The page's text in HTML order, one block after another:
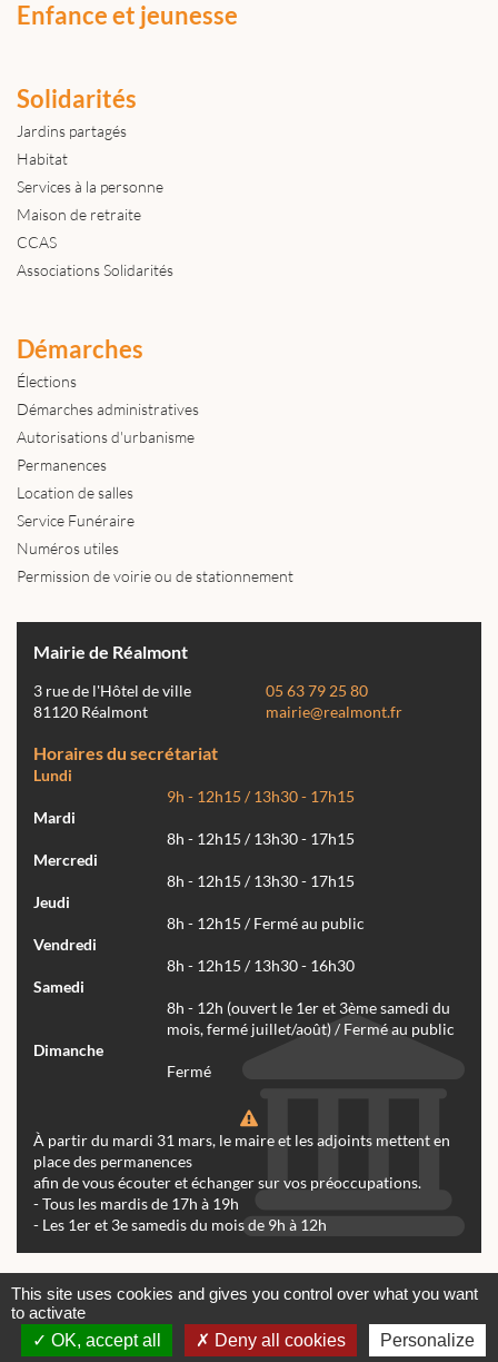
Enfance et jeunesse
Solidarités
Jardins partagés
Habitat
Services à la personne
Maison de retraite
CCAS
Associations Solidarités
Démarches
Élections
Démarches administratives
Autorisations d'urbanisme
Permanences
Location de salles
Service Funéraire
Numéros utiles
Permission de voirie ou de stationnement
Mairie de Réalmont
3 rue de l'Hôtel de ville
81120 Réalmont
05 63 79 25 80
mairie@realmont.fr
Horaires du secrétariat
Lundi
9h - 12h15 / 13h30 - 17h15
Mardi
8h - 12h15 / 13h30 - 17h15
Mercredi
8h - 12h15 / 13h30 - 17h15
Jeudi
8h - 12h15 / Fermé au public
Vendredi
8h - 12h15 / 13h30 - 16h30
Samedi
8h - 12h (ouvert le 1er et 3ème samedi du
mois, fermé juillet/août) / Fermé au public
Dimanche
Fermé
À partir du mardi 31 mars, le maire et les adjoints mettent en
place des permanences
afin de vous écouter et échanger sur vos préoccupations.
- Tous les mardis de 17h à 19h
- Les 1er et 3e samedis du mois de 9h à 12h
Contactez-nous
Mentions légales
© tous droits réservés Mairie de Réalmont 2024 -
This site uses cookies and gives you control over what you want
to activate
OK, accept all
Deny all cookies Personalize